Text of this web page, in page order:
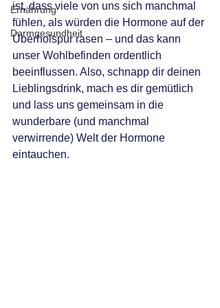
Ernährung
Darmgesundheit
ist, dass viele von uns sich manchmal
fühlen, als würden die Hormone auf der
Überholspur rasen – und das kann
unser Wohlbefinden ordentlich
beeinflussen. Also, schnapp dir deinen
Lieblingsdrink, mach es dir gemütlich
und lass uns gemeinsam in die
wunderbare (und manchmal
verwirrende) Welt der Hormone
eintauchen.